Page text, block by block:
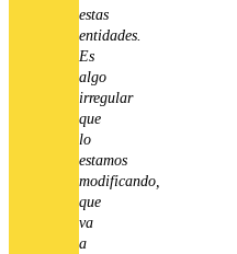
estas
entidades.
Es
algo
irregular
que
lo
estamos
modificando,
que
va
a